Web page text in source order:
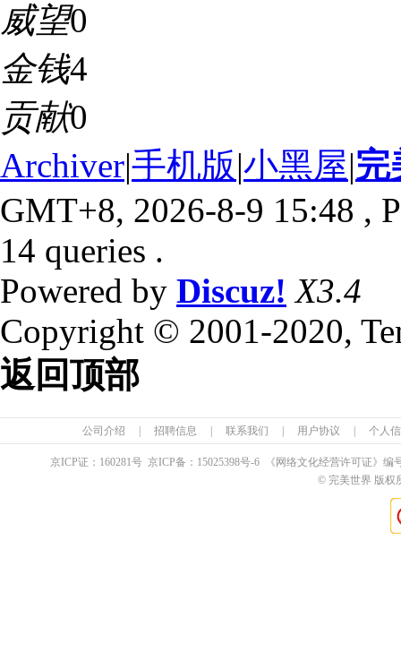
威望0
金钱4
贡献0
Archiver|手机版|小黑屋|完
GMT+8, 2026-8-9 15:48 ,
14 queries .
Powered by Discuz! X3.4
Copyright © 2001-2020,
返回顶部
公司介绍 招聘信息 联系我们 用户协议 个人
京ICP证： 160281号 京ICP备： 15025398号-6 《网络文化经营许可证》编
© 完美世界 版权